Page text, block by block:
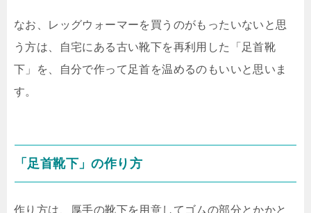
なお、レッグウォーマーを買うのがもったいないと思
う方は、自宅にある古い靴下を再利用した「足首靴
下」を、自分で作って足首を温めるのもいいと思いま
す。
「足首靴下」の作り方
作り方は、厚手の靴下を用意してゴムの部分とかかと